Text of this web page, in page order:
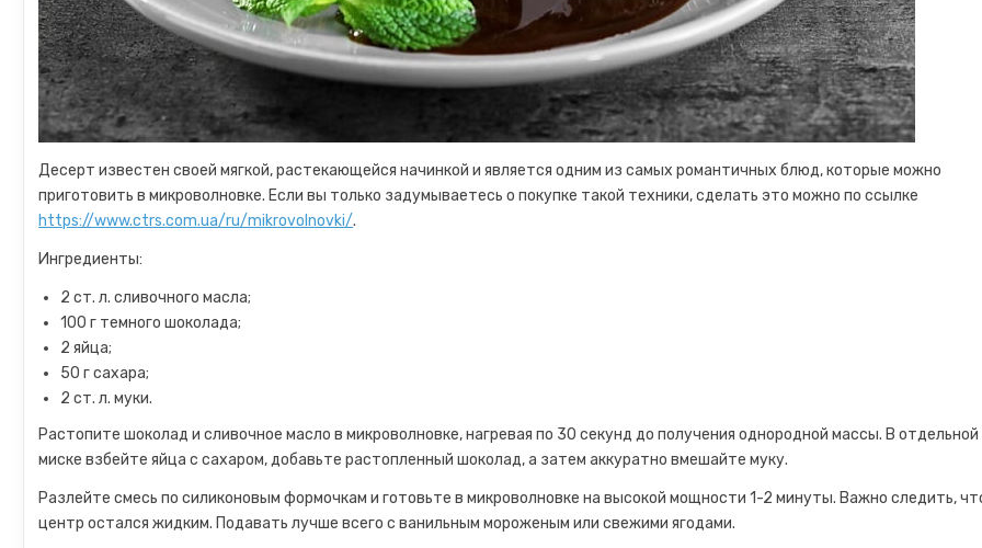
Десерт известен своей мягкой, растекающейся начинкой и является одним из самых романтичных блюд, которые можно
приготовить в микроволновке. Если вы только задумываетесь о покупке такой техники, сделать это можно по ссылке
https://www.ctrs.com.ua/ru/mikrovolnovki/.
Ингредиенты:
2 ст. л. сливочного масла;
100 г темного шоколада;
2 яйца;
50 г сахара;
2 ст. л. муки.
Растопите шоколад и сливочное масло в микроволновке, нагревая по 30 секунд до получения однородной массы. В отдельной
миске взбейте яйца с сахаром, добавьте растопленный шоколад, а затем аккуратно вмешайте муку.
Разлейте смесь по силиконовым формочкам и готовьте в микроволновке на высокой мощности 1-2 минуты. Важно следить,
центр остался жидким. Подавать лучше всего с ванильным мороженым или свежими ягодами.